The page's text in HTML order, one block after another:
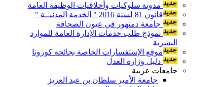
مدونة سلوكيات وأخلاقيات الوظيفة العامة
قانون 81 لسنة 2016 " الخدمة المدنيــة "
جامعة دمنهور في عيون الصحافة
نموذج طلب خدمات الإدارة العامة للموارد
البشرية
موقع الإستفسارات الخاصة بجائحة كورونا
دليل وزارة العدل
جامعات عربية
جامعة الأمير سلطان بن عبد العزيز